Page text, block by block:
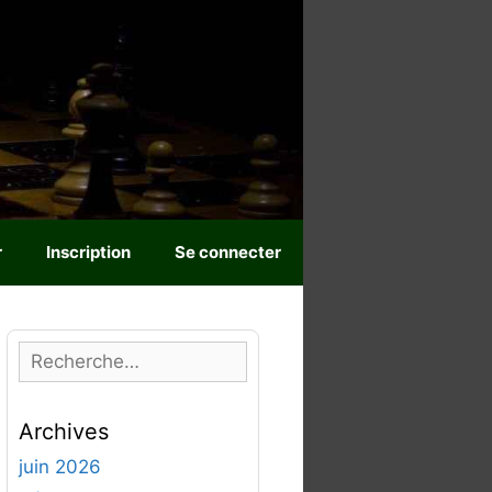
Inscription Se connecter
e
h
e
Archives
juin 2026